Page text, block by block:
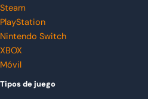
Steam
PlayStation
Nintendo Switch
XBOX
Móvil
Tipos de juego